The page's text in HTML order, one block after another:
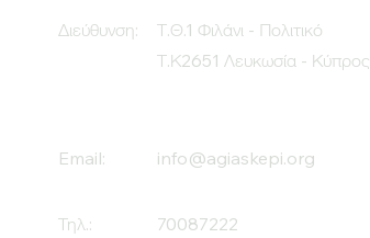
Διεύθυνση:
Τ.Θ.1 Φιλάνι - Πολιτικό
Τ.Κ2651 Λευκωσία - Κύπρος
Email: info@agiaskepi.org
Τηλ.: 70087222